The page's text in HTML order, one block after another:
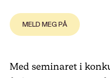
MELD MEG PÅ
Med seminaret i